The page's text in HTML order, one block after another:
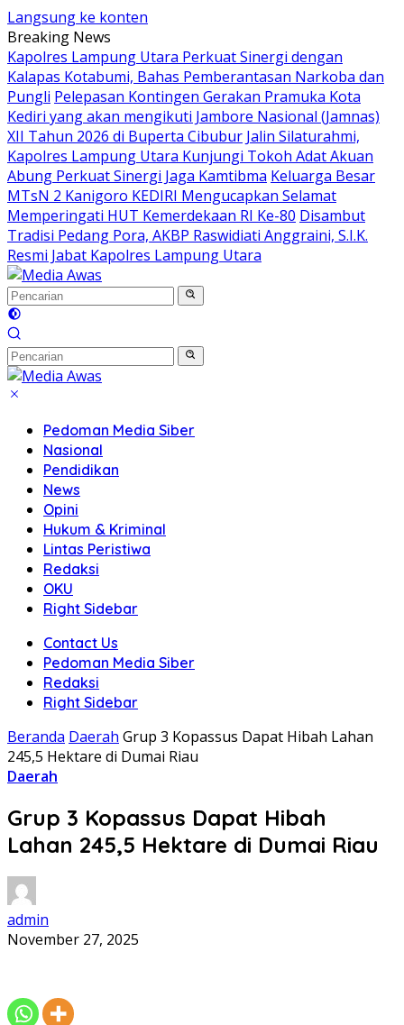
Langsung ke konten
Breaking News
Kapolres Lampung Utara Perkuat Sinergi dengan
Kalapas Kotabumi, Bahas Pemberantasan Narkoba dan
Pungli Pelepasan Kontingen Gerakan Pramuka Kota
Kediri yang akan mengikuti Jambore Nasional (Jamnas)
XII Tahun 2026 di Buperta Cibubur Jalin Silaturahmi,
Kapolres Lampung Utara Kunjungi Tokoh Adat Akuan
Abung Perkuat Sinergi Jaga Kamtibma Keluarga Besar
MTsN 2 Kanigoro KEDIRI Mengucapkan Selamat
Memperingati HUT Kemerdekaan RI Ke-80 Disambut
Tradisi Pedang Pora, AKBP Raswidiati Anggraini, S.I.K.
Resmi Jabat Kapolres Lampung Utara
Pedoman Media Siber
Nasional
Pendidikan
News
Opini
Hukum & Kriminal
Lintas Peristiwa
Redaksi
OKU
Right Sidebar
Contact Us
Pedoman Media Siber
Redaksi
Right Sidebar
Beranda Daerah Grup 3 Kopassus Dapat Hibah Lahan
245,5 Hektare di Dumai Riau
Daerah
Grup 3 Kopassus Dapat Hibah
Lahan 245,5 Hektare di Dumai Riau
admin
November 27, 2025